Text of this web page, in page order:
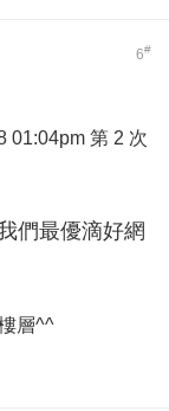
6#
01:04pm 第 2 次
們最優滴好網
層^^